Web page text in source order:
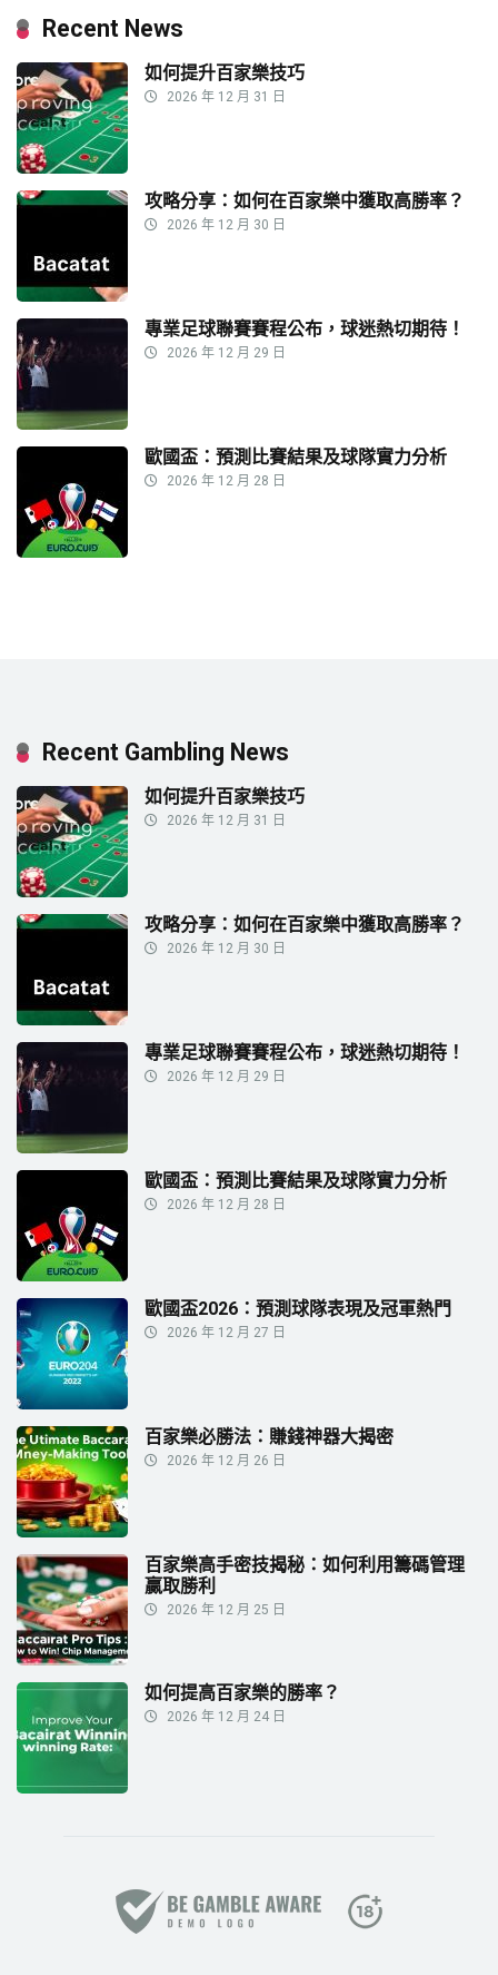
Recent News
如何提升百家樂技巧
2026 年 12 月 31 日
攻略分享：如何在百家樂中獲取高勝率？
2026 年 12 月 30 日
專業足球聯賽賽程公布，球迷熱切期待！
2026 年 12 月 29 日
歐國盃：預測比賽結果及球隊實力分析
2026 年 12 月 28 日
Recent Gambling News
如何提升百家樂技巧
2026 年 12 月 31 日
攻略分享：如何在百家樂中獲取高勝率？
2026 年 12 月 30 日
專業足球聯賽賽程公布，球迷熱切期待！
2026 年 12 月 29 日
歐國盃：預測比賽結果及球隊實力分析
2026 年 12 月 28 日
歐國盃2026：預測球隊表現及冠軍熱門
2026 年 12 月 27 日
百家樂必勝法：賺錢神器大揭密
2026 年 12 月 26 日
百家樂高手密技揭秘：如何利用籌碼管理
贏取勝利
2026 年 12 月 25 日
如何提高百家樂的勝率？
2026 年 12 月 24 日